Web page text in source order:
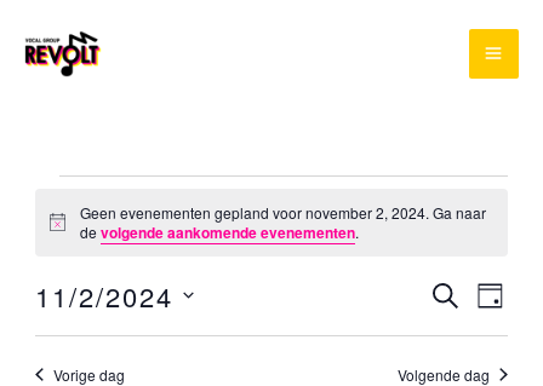
naar
for
2,
2024
Bericht
Geen evenementen gepland voor november 2, 2024. Ga naar
de volgende aankomende evenementen.
Zoeken
en
ZOEKEN
DAG
11/2/2024
Selecteer
eenVorige dag Volgende dag